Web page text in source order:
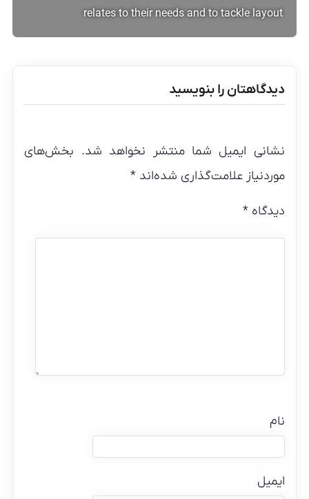
relates to their needs and to tackle layout
دیدگاهتان را بنویسید
نشانی ایمیل شما منتشر نخواهد شد. بخش‌های
موردنیاز علامت‌گذاری شده‌اند*
دیدگاه*
نام
ایمیل